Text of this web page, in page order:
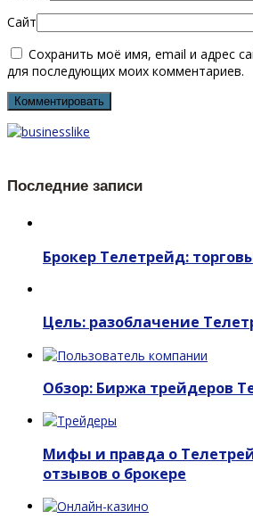
Сайт
Сохранить моё имя, email и адрес
для последующих моих комментариев.
Последние записи
Брокер Телетрейд:
Цель: разоблачение
Обзор: Биржа трейдеров
Мифы и правда о
отзывов о брокере